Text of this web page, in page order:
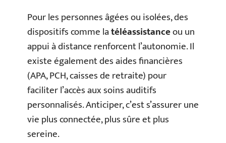
Pour les personnes âgées ou isolées, des
dispositifs comme latéléassistanceou un
appui à distance renforcent l’autonomie. Il
existe également des aides financières
(APA, PCH, caisses de retraite) pour
faciliter l’accès aux soins auditifs
personnalisés. Anticiper, c’est s’assurer une
vie plus connectée, plus sûre et plus
sereine.